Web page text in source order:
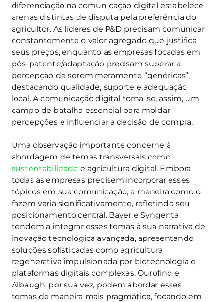
diferenciação na comunicação digital estabelece
arenas distintas de disputa pela preferência do
agricultor. As líderes de P&D precisam comunicar
constantemente o valor agregado que justifica
seus preços, enquanto as empresas focadas em
pós-patente/adaptação precisam superar a
percepção de serem meramente “genéricas”,
destacando qualidade, suporte e adequação
local. A comunicação digital torna-se, assim, um
campo de batalha essencial para moldar
percepções e influenciar a decisão de compra.
Uma observação importante concerne à
abordagem de temas transversais como
sustentabilidade e agricultura digital. Embora
todas as empresas precisem incorporar esses
tópicos em sua comunicação, a maneira como o
fazem varia significativamente, refletindo seu
posicionamento central. Bayer e Syngenta
tendem a integrar esses temas à sua narrativa de
inovação tecnológica avançada, apresentando
soluções sofisticadas como agricultura
regenerativa impulsionada por biotecnologia e
plataformas digitais complexas. Ourofino e
Albaugh, por sua vez, podem abordar esses
temas de maneira mais pragmática, focando em